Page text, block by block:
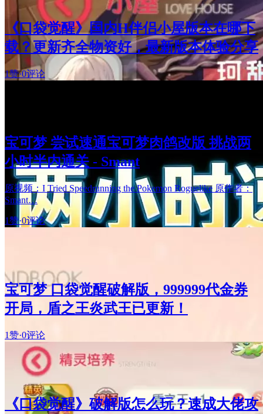
《口袋觉醒》国内H伴侣小屋版本在哪下
载？更新齐全物资好，最新版本体验分享
1赞·0评论
宝可梦 尝试速通宝可梦肉鸽改版 挑战两
小时半内通关 - Smant
原视频：I Tried Speedrunning the Pokemon Roguelike 原作者：
Smant…
1赞·0评论
宝可梦 口袋觉醒破解版，999999代金券
开局，盾之王炎武王已更新！
1赞·0评论
《口袋觉醒》破解版怎么玩？速成大佬攻